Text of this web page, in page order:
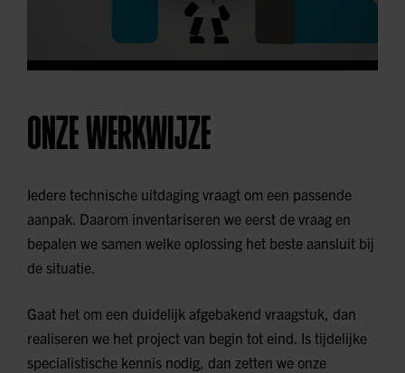
ONZE WERKWIJZE
Iedere technische uitdaging vraagt om een passende
aanpak. Daarom inventariseren we eerst de vraag en
bepalen we samen welke oplossing het beste aansluit bij
de situatie.
Gaat het om een duidelijk afgebakend vraagstuk, dan
realiseren we het project van begin tot eind. Is tijdelijke
specialistische kennis nodig, dan zetten we onze